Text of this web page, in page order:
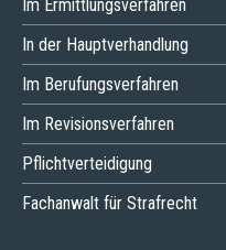
Im Ermittlungsverfahren
In der Hauptverhandlung
Im Berufungsverfahren
Im Revisionsverfahren
Pflichtverteidigung
Fachanwalt für Strafrecht